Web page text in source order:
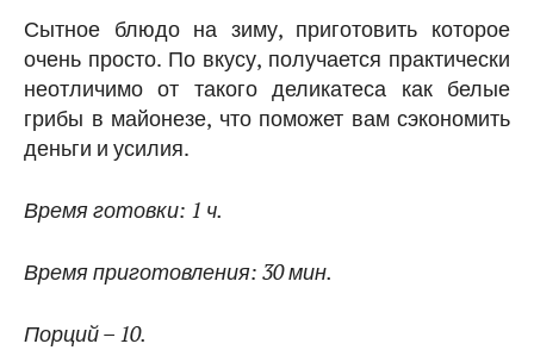
Сытное блюдо на зиму, приготовить которое
очень просто. По вкусу, получается практически
неотличимо от такого деликатеса как белые
грибы в майонезе, что поможет вам сэкономить
деньги и усилия.
Время готовки: 1 ч.
Время приготовления: 30 мин.
Порций – 10.